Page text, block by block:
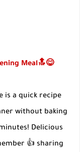
Meal🔝😋
is a quick recipe
without baking
Delicious
👍 sharing